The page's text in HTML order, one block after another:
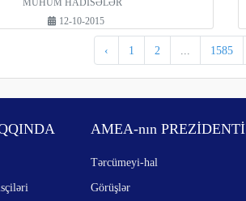
MÜHÜM HADİSƏLƏR
12-10-2015
‹ 1 2 1585
AMEA-nın PREZİDENTİ
Tərcümeyi-hal
Görüşlər